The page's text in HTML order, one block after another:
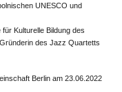
UNESCO und
Kulturelle Bildung des
des Jazz Quartetts
Berlin am 23.06.2022